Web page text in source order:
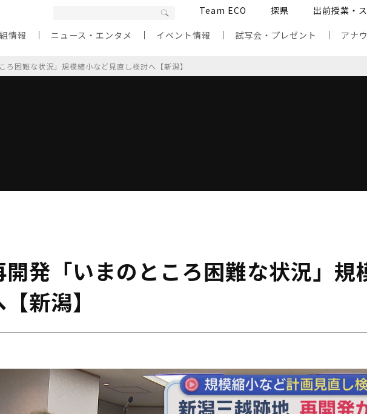
Team ECO 探県 出前授業・
情報 ニュース・エンタメ イベント情報 試写会・プレゼント アナ
ろ困難な状況」規模縮小など見直し検討へ【新潟】
発「いまのところ困難な状況」規
新潟】